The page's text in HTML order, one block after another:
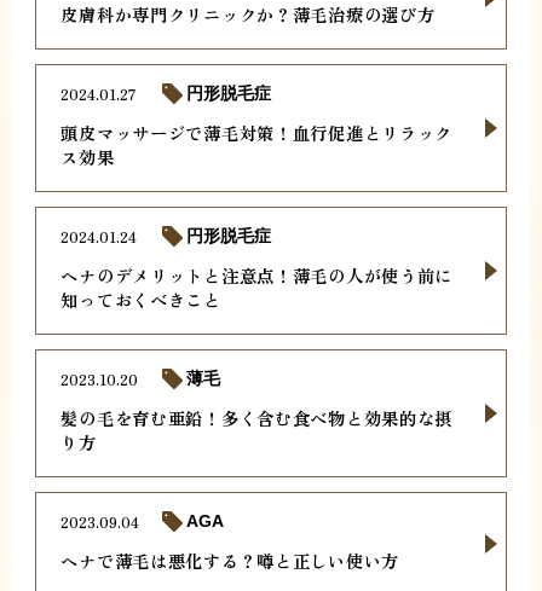
皮膚科か専門クリニックか？薄毛治療の選び方
頭皮マッサージで薄毛対策！血行促進とリラック
ス効果
2024.01.27 円形脱毛症
ヘナのデメリットと注意点！薄毛の人が使う前に
知っておくべきこと
2024.01.24 円形脱毛症
髪の毛を育む亜鉛！多く含む食べ物と効果的な摂
り方
2023.10.20 薄毛
ヘナで薄毛は悪化する？噂と正しい使い方
2023.09.04 AGA